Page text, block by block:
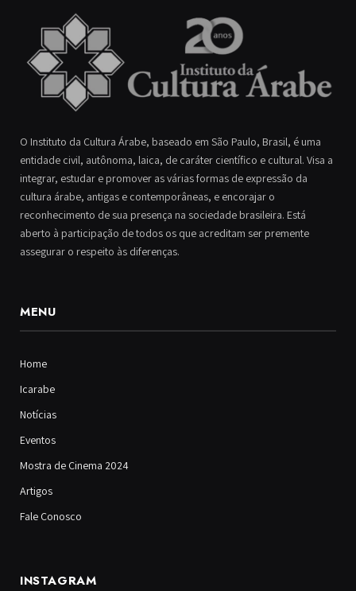
O Instituto da Cultura Árabe, baseado em São Paulo, Brasil, é uma
entidade civil, autônoma, laica, de caráter científico e cultural. Visa a
integrar, estudar e promover as várias formas de expressão da
cultura árabe, antigas e contemporâneas, e encorajar o
reconhecimento de sua presença na sociedade brasileira. Está
aberto à participação de todos os que acreditam ser premente
assegurar o respeito às diferenças.
MENU
Home
Icarabe
Notícias
Eventos
Mostra de Cinema 2024
Artigos
Fale Conosco
INSTAGRAM